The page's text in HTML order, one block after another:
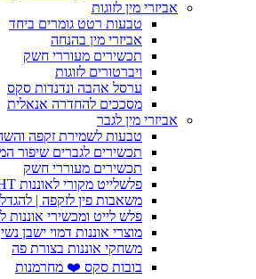
אביזרי מין לזוגות
טבעות רטט גומרים ביחד
אביזרי מין בהנחה
תכשירים מעוררי חשק
ויברטורים לזוגות
ערסל אהבה ונדנדות סקס
מסככים להחדרה אנאלית
אביזרי מין לגבר
טבעות לשמירת זקפה
תכשירים לגברים שיפור
תכשירים מעוררי חשק
פלשלייט מקורי לאוננות FLESHLIGHT
משאבות פין לזקפה |
פלש לייט ומכשירי אוננות
מוצרי אוננות דמוי ישבן נשי
משחקי אוננות בצורת פה
בובות סקס ❤️ מחרמנות